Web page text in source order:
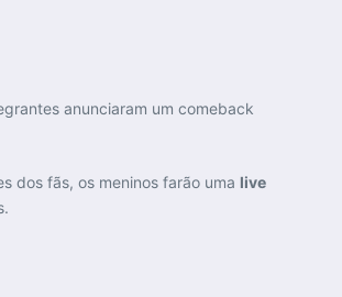
anunciaram um comeback
dos fãs, os meninos farão uma live